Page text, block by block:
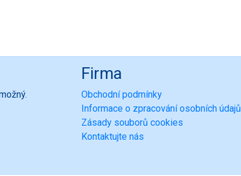
Firma
Obchodní podmínky
Informace o zpracování osobních údajů
Zásady souborů cookies
Kontaktujte nás